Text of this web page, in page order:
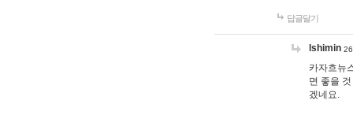
답글달기
lshimin
카자흐뉴
면 좋을
겠네요.